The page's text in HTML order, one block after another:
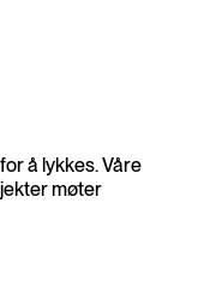
å lykkes. Våre
møter